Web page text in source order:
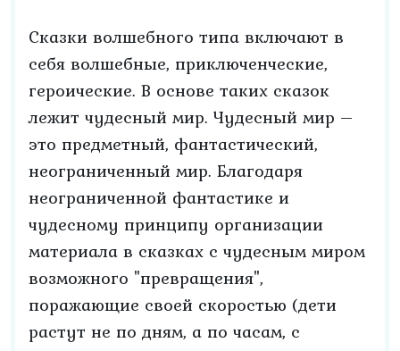
Сказки волшебного типа включают в
себя волшебные, приключенческие,
героические. В основе таких сказок
лежит чудесный мир. Чудесный мир –
это предметный, фантастический,
неограниченный мир. Благодаря
неограниченной фантастике и
чудесному принципу организации
материала в сказках с чудесным миром
возможного "превращения",
поражающие своей скоростью (дети
растут не по дням, а по часам, с